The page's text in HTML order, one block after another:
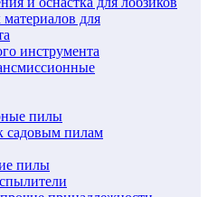
для
инструмента
пилы
садовым пилам
пилы